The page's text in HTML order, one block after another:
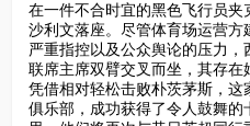
在一件不合时宜的黑色飞行员夹
沙利文落座。尽管体育场运营
严重指控以及公众舆论的压力
联席主席双臂交叉而坐，其存在
凭借相对轻松击败朴茨茅斯，
俱乐部，成功获得了令人鼓舞